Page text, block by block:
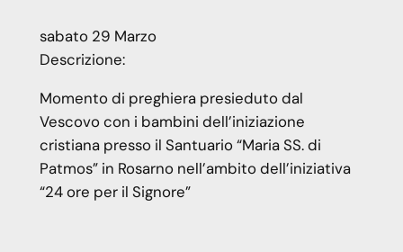
sabato 29 Marzo
Descrizione:
Momento di preghiera presieduto dal
Vescovo con i bambini dell’iniziazione
cristiana presso il Santuario “Maria SS. di
Patmos” in Rosarno nell’ambito dell’iniziativa
“24 ore per il Signore”